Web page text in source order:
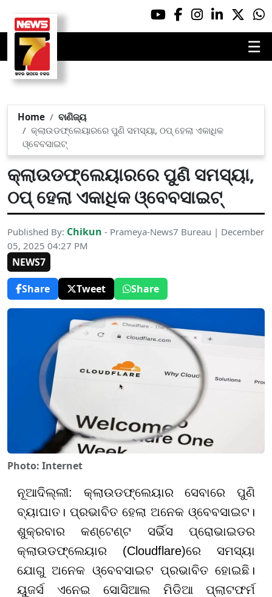
☰
Home
ବାଣିଜ୍ୟ
କ୍ଲାଉଡଫ୍ଲେୟାରରେ ପୁଣି ସମସ୍ୟା, ଠପ୍ ହେଲା ଏକାଧିକ
ଓ୍ବେବସାଇଟ୍
କ୍ଲାଉଡଫ୍ଲେୟାରରେ ପୁଣି ସମସ୍ୟା,
ଠପ୍ ହେଲା ଏକାଧିକ ଓ୍ବେବସାଇଟ୍
Published By: Chikun - Prameya-News7 Bureau | December
05, 2025 04:27 PM
NEWS7
Share
Tweet Share
Photo: Internet
ନୂଆଦିଲ୍ଲୀ: କ୍ଲାଉଡଫ୍ଲେୟାର ସେବାରେ ପୁଣି
ବ୍ୟାଘାତ। ପ୍ରଭାବିତ ହେଲା ଅନେକ ଓ୍ବେବସାଇଟ।
ଶୁକ୍ରବାର କଣ୍ଟେଣ୍ଟ ସର୍ଭିସ ପ୍ରୋଭାଇଡର
କ୍ଲାଉଡଫ୍ଲେୟାର (Cloudflare)ରେ ସମସ୍ୟା
ଯୋଗୁ ଅନେକ ଓ୍ବେବସାଇଟ ପ୍ରଭାବିତ ହୋଇଛି।
ୟୁଜର୍ସ ଏନେଇ ସୋସିଆଲ ମିଡିଆ ପ୍ଲାଟଫର୍ମ